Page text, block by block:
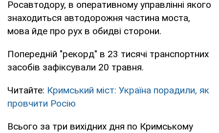
Росавтодору, в оперативному управлінні якого
знаходиться автодорожня частина моста,
мова йде про рух в обидві сторони.
Попередній "рекорд" в 23 тисячі транспортних
засобів зафіксували 20 травня.
Читайте: Кримський міст: Україна порадили, як
провчити Росію
Всього за три вихідних дня по Кримському